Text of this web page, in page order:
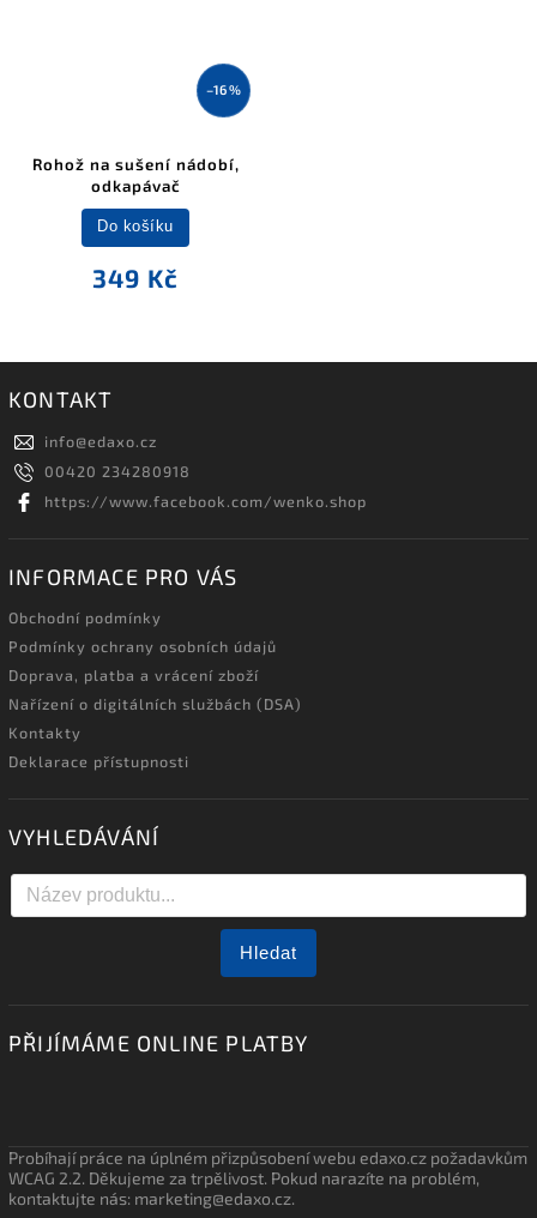
–16 %
Rohož na sušení nádobí,
odkapávač
349 Kč
Do košíku
KONTAKT
info@edaxo.cz
00420 234280918
https://www.facebook.com/wenko.shop
INFORMACE PRO VÁS
Obchodní podmínky
Podmínky ochrany osobních údajů
Doprava, platba a vrácení zboží
Nařízení o digitálních službách (DSA)
Kontakty
Deklarace přístupnosti
VYHLEDÁVÁNÍ
Hledat
PŘIJÍMÁME ONLINE PLATBY
Probíhají práce na úplném přizpůsobení webu edaxo.cz požadavkům
WCAG 2.2. Děkujeme za trpělivost. Pokud narazíte na problém,
kontaktujte nás: marketing@edaxo.cz.